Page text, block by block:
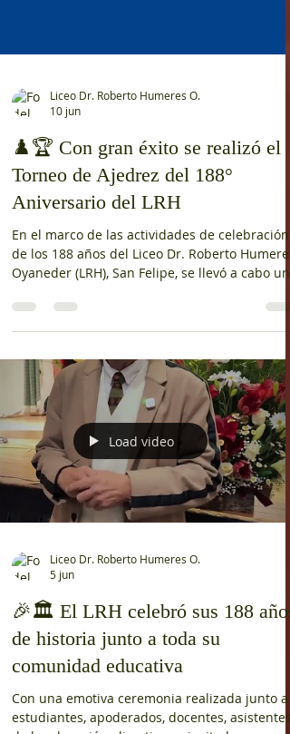
Liceo Dr. Roberto Humeres O.
10 jun
Torneo de Ajedrez del 188°
Aniversario del LRH
En el marco de las actividades de celebración
nueva versión de nuestro tradicional Torneo
Ajedrez Escolar, reuniendo a niños y jóvenes
distintos establecimientos educacionales del
Valle de Aconcagua. La competencia congregó
a decenas de participantes en las categorías
6 a 9 años, 10 a 12 años y 13 a 14 años,
demostraron estrategia, concentración,
y espíritu d
Load video
Liceo Dr. Roberto Humeres O.
5 jun
de historia junto a toda su